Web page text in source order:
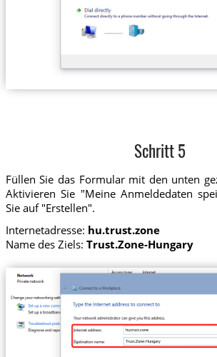
Schritt 5
Füllen Sie das Formular mit den unten
Aktivieren Sie "Meine Anmeldedaten
Sie auf "Erstellen".
Internetadresse: hu.trust.zone
Name des Ziels: Trust.Zone-Hungary
hu.trust.zone
Trust.Zone-Hungary